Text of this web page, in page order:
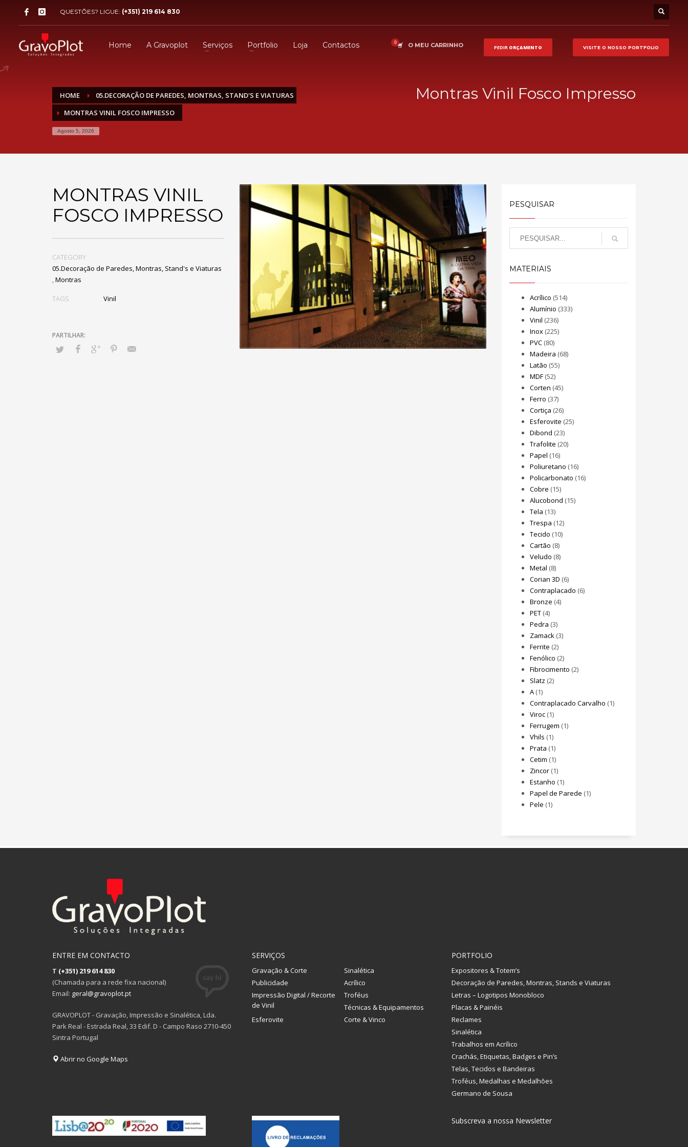
QUESTÕES? LIGUE: (+351) 219 614 830
Home A Gravoplot Serviços Portfolio Loja Contactos O MEU CARRINHO PEDIR ORÇAMENTO VISITE O NOSSO PORTFOLIO
HOME
05.DECORAÇÃO DE PAREDES, MONTRAS, STAND'S E VIATURAS
MONTRAS VINIL FOSCO IMPRESSO
Agosto 5, 2026
Montras Vinil Fosco Impresso
MONTRAS VINIL
FOSCO IMPRESSO
CATEGORY
05.Decoração de Paredes, Montras, Stand's e Viaturas
,Montras
TAGS Vinil
PESQUISAR
MATERIAIS
Acrílico (514)
Alumínio (333)
Vinil (236)
Inox(225)
PVC(80)
Madeira (68)
Latão (55)
MDF(52)
Corten (45)
Ferro (37)
Cortiça (26)
Esferovite (25)
Dibond (23)
Trafolite (20)
Papel (16)
Poliuretano (16)
Policarbonato (16)
Cobre (15)
Alucobond (15)
Tela (13)
Trespa (12)
Tecido (10)
Cartão (8)
Veludo (8)
Metal (8)
Corian 3D (6)
Contraplacado (6)
Bronze (4)
PET(4)
Pedra (3)
Zamack(3)
Ferrite (2)
Fenólico (2)
Fibrocimento (2)
Slatz (2)
A(1)
Contraplacado Carvalho (1)
Viroc(1)
Ferrugem (1)
Vhils (1)
Prata (1)
Cetim (1)
Zincor(1)
Estanho (1)
Papel de Parede (1)
Pele (1)
ENTRE EM CONTACTO
T (+351) 219 614 830
(Chamada para a rede fixa nacional)
Email: geral@gravoplot.pt
GRAVOPLOT - Gravação, Impressão e Sinalética, Lda.
Park Real - Estrada Real, 33 Edif. D - Campo Raso 2710-450
Sintra Portugal
Abrir no Google Maps
SERVIÇOS
Gravação & Corte
Sinalética
Publicidade
Acrílico
Impressão Digital / Recorte
de Vinil
Troféus
Técnicas & Equipamentos
Esferovite
Corte & Vinco
PORTFOLIO
Expositores & Totem’s
Decoração de Paredes, Montras, Stands e Viaturas
Letras – Logotipos Monobloco
Placas & Painéis
Reclames
Sinalética
Trabalhos em Acrílico
Crachás, Etiquetas, Badges e Pin’s
Telas, Tecidos e Bandeiras
Troféus, Medalhas e Medalhões
Germano de Sousa
Subscreva a nossa Newsletter